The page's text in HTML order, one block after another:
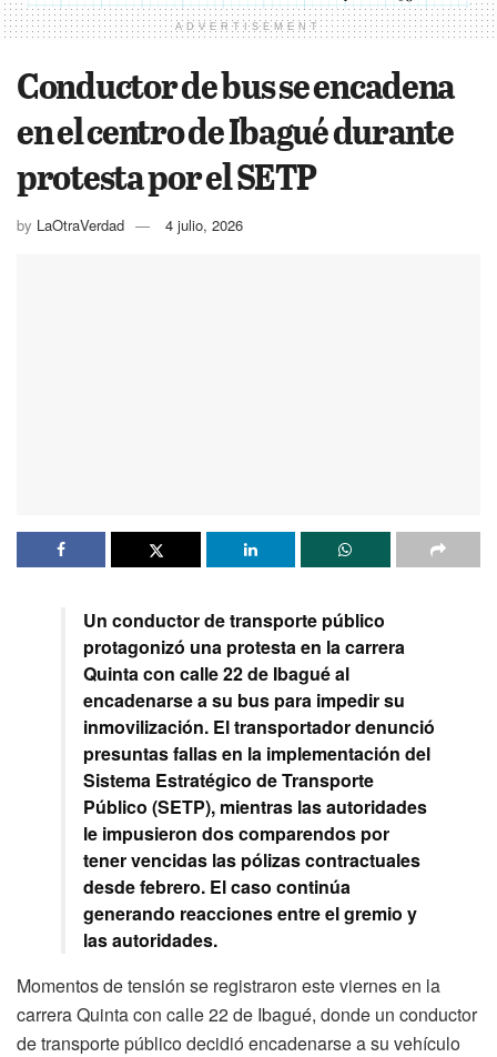
ADVERTISEMENT
Conductor de bus se encadena
en el centro de Ibagué durante
protesta por el SETP
by LaOtraVerdad 4 julio, 2026
Un conductor de transporte público
protagonizó una protesta en la carrera
Quinta con calle 22 de Ibagué al
encadenarse a su bus para impedir su
inmovilización. El transportador denunció
presuntas fallas en la implementación del
Sistema Estratégico de Transporte
Público (SETP), mientras las autoridades
le impusieron dos comparendos por
tener vencidas las pólizas contractuales
desde febrero. El caso continúa
generando reacciones entre el gremio y
las autoridades.
Momentos de tensión se registraron este viernes en la
carrera Quinta con calle 22 de Ibagué, donde un conductor
de transporte público decidió encadenarse a su vehículo